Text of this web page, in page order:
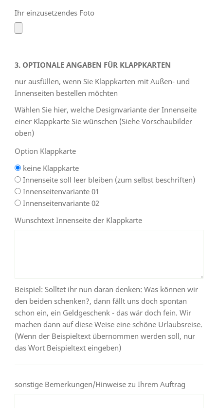
Ihr einzusetzendes Foto
3. OPTIONALE ANGABEN FÜR KLAPPKARTEN
nur ausfüllen, wenn Sie Klappkarten mit Außen- und
Innenseiten bestellen möchten
Wählen Sie hier, welche Designvariante der Innenseite
einer Klappkarte Sie wünschen (Siehe Vorschaubilder
oben)
Option Klappkarte
keine Klappkarte
Innenseite soll leer bleiben (zum selbst beschriften)
Innenseitenvariante 01
Innenseitenvariante 02
Wunschtext Innenseite der Klappkarte
Beispiel: Solltet ihr nun daran denken: Was können wir
den beiden schenken?, dann fällt uns doch spontan
schon ein, ein Geldgeschenk - das wär doch fein. Wir
machen dann auf diese Weise eine schöne Urlaubsreise.
(Wenn der Beispieltext übernommen werden soll, nur
das Wort Beispieltext eingeben)
sonstige Bemerkungen/Hinweise zu Ihrem Auftrag